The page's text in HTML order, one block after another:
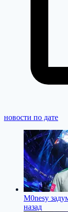
новости по дате
M0nesy
назад